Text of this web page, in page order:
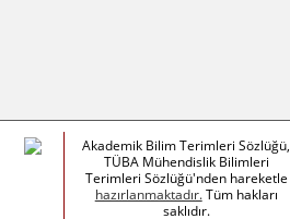
Akademik Bilim Terimleri Sözlüğü,
TÜBA Mühendislik Bilimleri
Terimleri Sözlüğü'nden hareketle
hazırlanmaktadır.Tüm hakları
saklıdır.